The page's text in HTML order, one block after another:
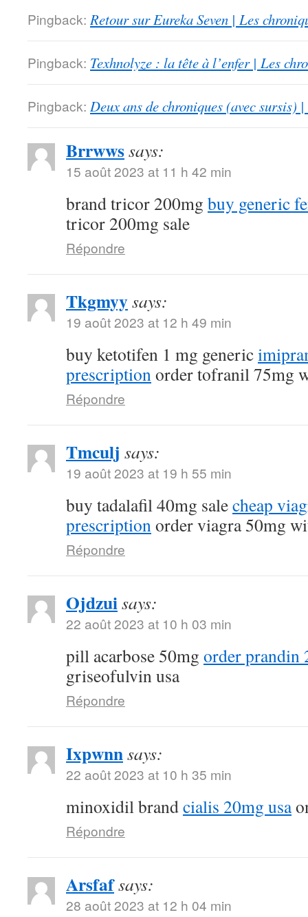
Pingback: Retour sur Eureka Seven | Les
Pingback: Texhnolyze : la tête à l’enfer | Les
Pingback: Deux ans de chroniques (avec sursis)
Brrwwssays:
15 août 2023 at 11 h 42 min
brand tricor 200mg buy generic
tricor 200mg sale
Répondre
Tkgmyysays:
19 août 2023 at 12 h 49 min
buy ketotifen 1 mg generic
prescriptionorder tofranil 75mg
Répondre
Tmculj says:
19 août 2023 at 19 h 55 min
buy tadalafil 40mg salecheap
prescriptionorder viagra 50mg
Répondre
Ojdzuisays:
22 août 2023 at 10 h 03 min
pill acarbose 50mg order prandin
griseofulvin usa
Répondre
Ixpwnnsays:
22 août 2023 at 10 h 35 min
minoxidil brandcialis 20mg usa
Répondre
Arsfafsays:
28 août 2023 at 12 h 04 min